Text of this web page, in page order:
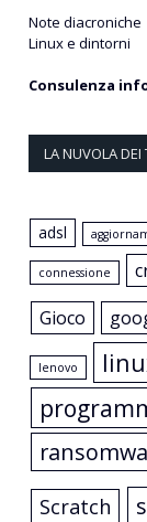
Note diacroniche
Linux e dintorni
Consulenza
LA NUVOLA DEI
adsl
connessione
Gioco
lenovo
Scratch